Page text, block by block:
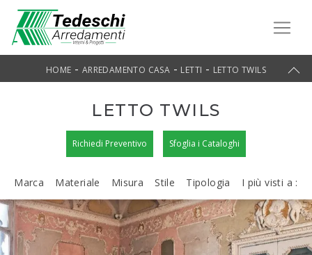
HOME - ARREDAMENTO CASA - LETTI - LETTO TWILS
LETTO TWILS
Richiedi Preventivo Sfoglia i Cataloghi
Marca Materiale Misura Stile Tipologia I più visti a :